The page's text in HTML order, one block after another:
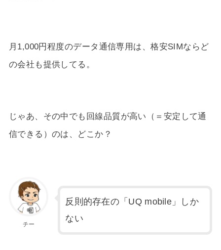
月1,000円程度のデータ通信専用は、格安SIMならど
の会社も提供してる。
じゃあ、その中でも回線品質が高い（＝安定して通
信できる）のは、どこか？
チー
反則的存在の「UQ mobile」しか
ない